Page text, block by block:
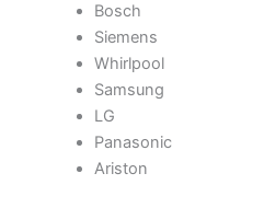
Bosch
Siemens
Whirlpool
Samsung
LG
Panasonic
Ariston